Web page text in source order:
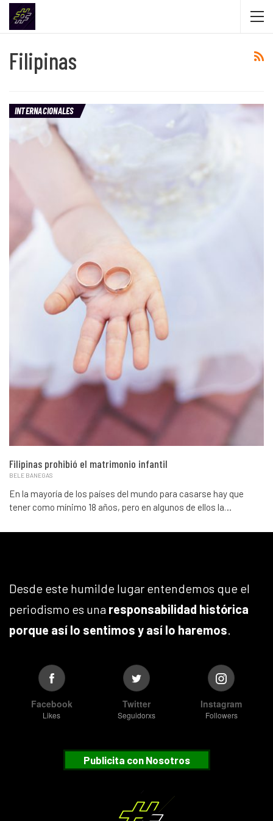
Filipinas
INTERNACIONALES
Filipinas prohibió el matrimonio infantil
BELE BANEGAS
En la mayoría de los países del mundo para casarse hay que
tener como mínimo 18 años, pero en algunos de ellos la…
Desde este humilde lugar entendemos que el
periodismo es una responsabilidad histórica
porque así lo sentimos y así lo haremos.
Facebook
Likes
Twitter
Seguidorxs
Instagram
Followers
Publicita con Nosotros